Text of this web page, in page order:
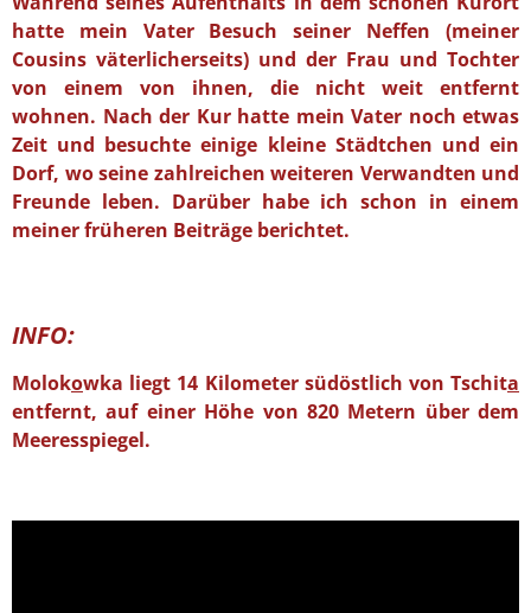
hatte mein Vater Besuch seiner Neffen (meiner
Cousins väterlicherseits) und der Frau und Tochter
von einem von ihnen, die nicht weit entfernt
wohnen. Nach der Kur hatte mein Vater noch etwas
Zeit und besuchte einige kleine Städtchen und ein
Dorf, wo seine zahlreichen weiteren Verwandten und
Freunde leben. Darüber habe ich schon in einem
meiner früheren Beiträge berichtet.
INFO:
Molokowka liegt 14 Kilometer südöstlich von Tschita
entfernt, auf einer Höhe von 820 Metern über dem
Meeresspiegel.